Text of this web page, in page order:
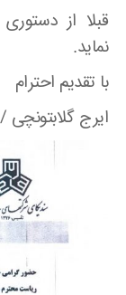
قبلا از
نماید.
با تقدیم احترام
ایرج گلابتونچی